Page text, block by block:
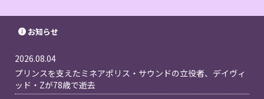
お知らせ
2026.08.04
プリンスを支えたミネアポリス・サウンドの立役者、デイヴィ
ッド・Zが78歳で逝去